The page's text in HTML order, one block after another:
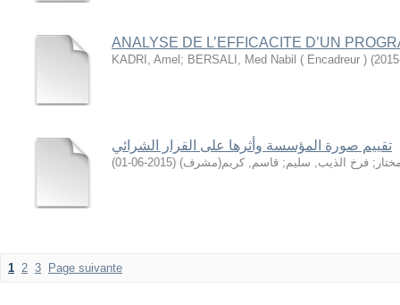
ANALYSE DE L’EFFICACITE D’UN
KADRI, Amel ; BERSALI, Med Nabil ( Encadreur ) (
تقييم صورة المؤسسة وأثرها على القرار الشرائي
; فرخ الذيب, سليم; قاسم, كريم(مشرف) (
2015-06-01
)
1 2 3 Page suivante